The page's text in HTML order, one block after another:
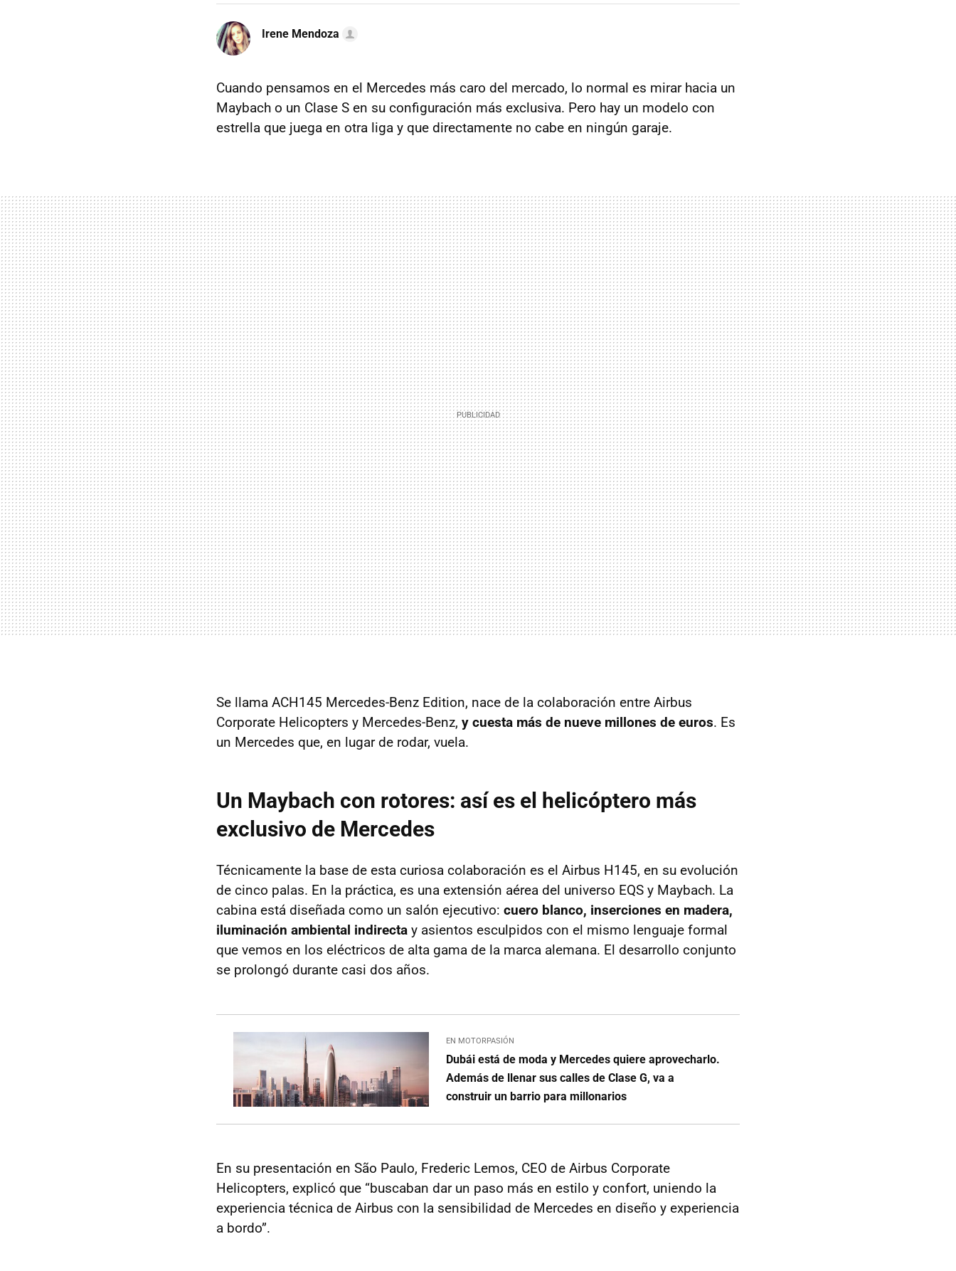
Irene Mendoza
Cuando pensamos en el Mercedes más caro del mercado, lo normal es mirar hacia un
Maybach o un Clase S en su configuración más exclusiva. Pero hay un modelo con
estrella que juega en otra liga y que directamente no cabe en ningún garaje.
Se llama ACH145 Mercedes-Benz Edition, nace de la colaboración entre Airbus
Corporate Helicopters y Mercedes-Benz, y cuesta más de nueve millones de euros. Es
un Mercedes que, en lugar de rodar, vuela.
Un Maybach con rotores: así es el helicóptero más
exclusivo de Mercedes
Técnicamente la base de esta curiosa colaboración es el Airbus H145, en su evolución
de cinco palas. En la práctica, es una extensión aérea del universo EQS y Maybach. La
cabina está diseñada como un salón ejecutivo: cuero blanco, inserciones en madera,
iluminación ambiental indirecta y asientos esculpidos con el mismo lenguaje formal
que vemos en los eléctricos de alta gama de la marca alemana. El desarrollo conjunto
se prolongó durante casi dos años.
EN MOTORPASIÓN
Dubái está de moda y Mercedes quiere aprovecharlo.
Además de llenar sus calles de Clase G, va a
construir un barrio para millonarios
En su presentación en São Paulo, Frederic Lemos, CEO de Airbus Corporate
Helicopters, explicó que “buscaban dar un paso más en estilo y confort, uniendo la
experiencia técnica de Airbus con la sensibilidad de Mercedes en diseño y experiencia
a bordo”.